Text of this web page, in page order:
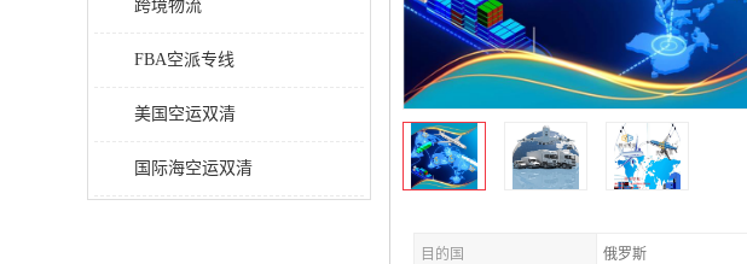
跨境物流
FBA空派专线
美国空运双清
国际海空运双清
目的国 俄罗斯